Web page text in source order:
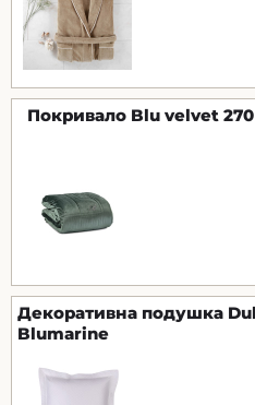
Покривало Blu velvet
Декоративна подушка
Blumarine